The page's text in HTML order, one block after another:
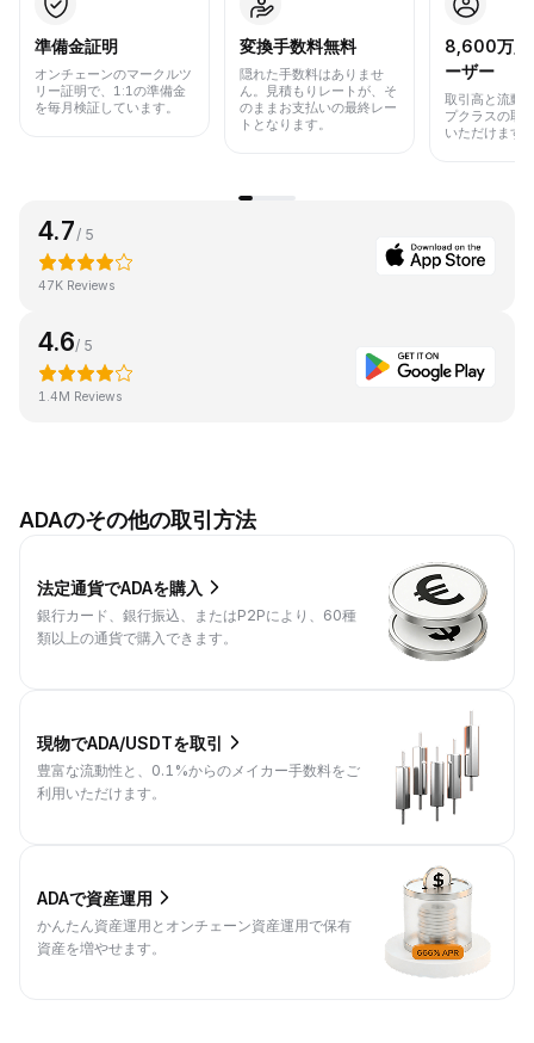
準備金証明
オンチェーンのマークルツ
リー証明で、1:1の準備金
を毎月検証しています。
変換手数料無料
隠れた手数料はありませ
ん。見積もりレートが、そ
のままお支払いの最終レー
トとなります。
8,600万人
ーザー
取引高と流動
プクラスの取
いただけます
4.7/ 5
47K Reviews
4.6/ 5
1.4M Reviews
ADAのその他の取引方法
法定通貨でADAを購入
銀行カード、銀行振込、またはP2Pにより、60種
類以上の通貨で購入できます。
現物でADA/USDTを取引
豊富な流動性と、0.1%からのメイカー手数料をご
利用いただけます。
ADAで資産運用
かんたん資産運用とオンチェーン資産運用で保有
資産を増やせます。